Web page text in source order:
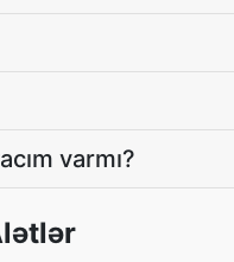
varmı?